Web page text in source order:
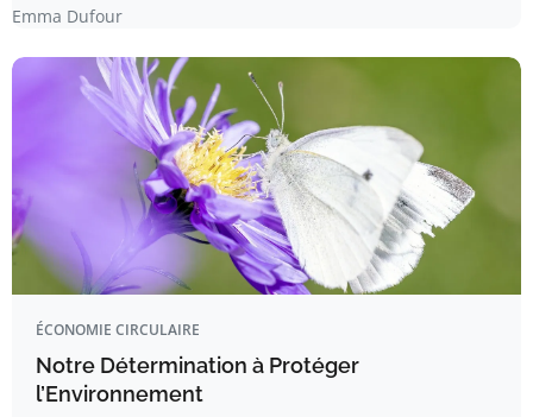
Emma Dufour
ÉCONOMIE CIRCULAIRE
Notre Détermination à Protéger
l’Environnement